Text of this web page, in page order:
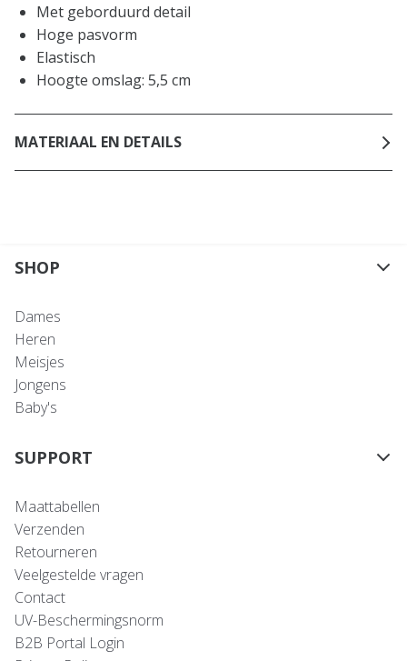
Met geborduurd detail
Hoge pasvorm
Elastisch
Hoogte omslag: 5,5 cm
MATERIAAL EN DETAILS
SHOP
Dames
Heren
Meisjes
Jongens
Baby's
SUPPORT
Maattabellen
Verzenden
Retourneren
Veelgestelde vragen
Contact
UV-Beschermingsnorm
B2B Portal Login